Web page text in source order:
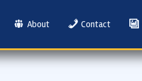
About Contact